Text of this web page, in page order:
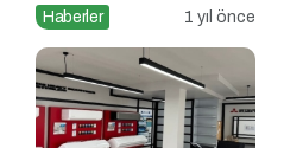
15 Platform
Haberler 1 yıl önce